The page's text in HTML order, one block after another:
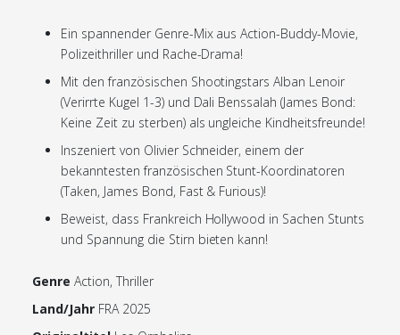
Ein spannender Genre-Mix aus Action-Buddy-Movie,
Polizeithriller und Rache-Drama!
Mit den französischen Shootingstars Alban Lenoir
(Verirrte Kugel 1-3) und Dali Benssalah (James Bond:
Keine Zeit zu sterben) als ungleiche Kindheitsfreunde!
Inszeniert von Olivier Schneider, einem der
bekanntesten französischen Stunt-Koordinatoren
(Taken, James Bond, Fast & Furious)!
Beweist, dass Frankreich Hollywood in Sachen Stunts
und Spannung die Stirn bieten kann!
Genre Action, Thriller
Land/Jahr FRA 2025